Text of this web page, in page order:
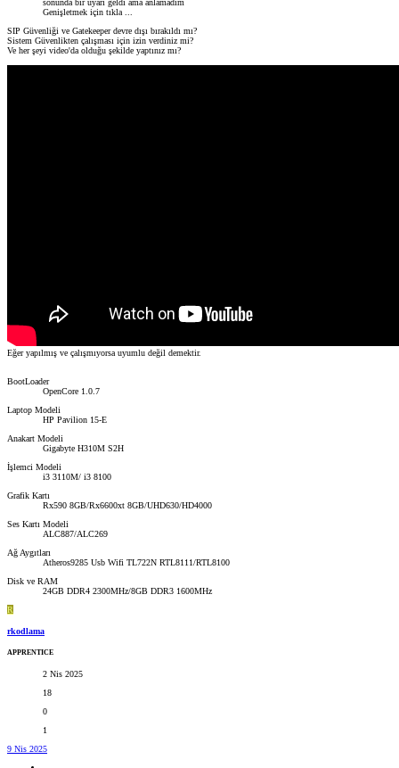
sonunda bir uyarı geldi ama anlamadım
Genişletmek için tıkla ...
SIP Güvenliği ve Gatekeeper devre dışı bırakıldı mı?
Sistem Güvenlikten çalışması için izin verdiniz mi?
Ve her şeyi video'da olduğu şekilde yaptınız mı?
Eğer yapılmış ve çalışmıyorsa uyumlu değil demektir.
BootLoader
OpenCore 1.0.7
Laptop Modeli
HP Pavilion 15-E
Anakart Modeli
Gigabyte H310M S2H
İşlemci Modeli
i3 3110M/ i3 8100
Grafik Kartı
Rx590 8GB/Rx6600xt 8GB/UHD630/HD4000
Ses Kartı Modeli
ALC887/ALC269
Ağ Aygıtları
Atheros9285 Usb Wifi TL722N RTL8111/RTL8100
Disk ve RAM
24GB DDR4 2300MHz/8GB DDR3 1600MHz
R
rkodlama
APPRENTICE
2 Nis 2025
18
0
1
9 Nis 2025